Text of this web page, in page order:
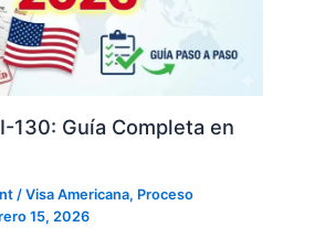
130: Guía Completa en
/Visa Americana, Proceso
15, 2026